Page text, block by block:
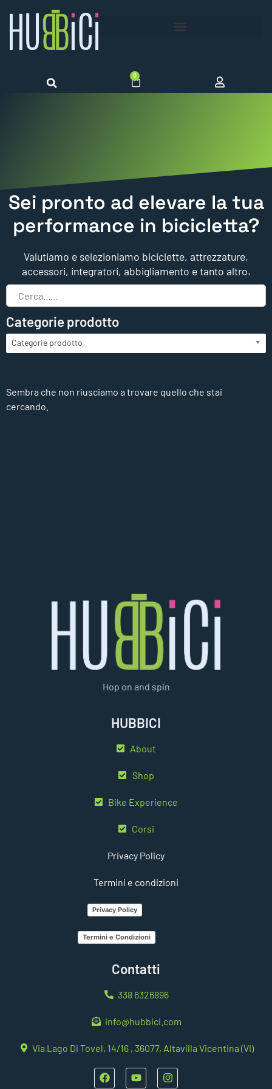
0
Sei pronto ad elevare la tua
performance in bicicletta?
Valutiamo e selezioniamo biciclette, attrezzature,
accessori, integratori, abbigliamento e tanto altro.
Categorie prodotto
Categorie prodotto
Sembra che non riusciamo a trovare quello che stai
cercando.
Hop on and spin
HUBBICI
About
Shop
Bike Experience
Corsi
Privacy Policy
Termini e condizioni
Privacy Policy
Termini e Condizioni
Contatti
338 6326896
info@hubbici.com
Via Lago Di Tovel, 14/16 , 36077, Altavilla Vicentina (VI)